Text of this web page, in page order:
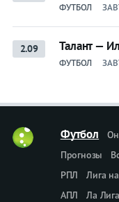
ФУТБОЛ
2.09 Талант —
ФУТБОЛ
Футбол
Прогнозы
РПЛ
Лига
АПЛ
Ла Лига